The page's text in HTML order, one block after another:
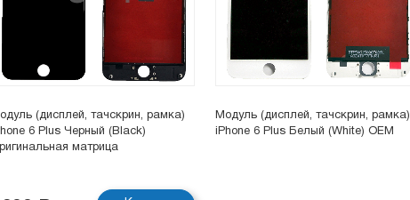
(дисплей, тачскрин, рамка)
6 Plus Черный (Black)
матрица
Модуль (дисплей, тачскрин, рамка)
iPhone 6 Plus Белый (White) OEM